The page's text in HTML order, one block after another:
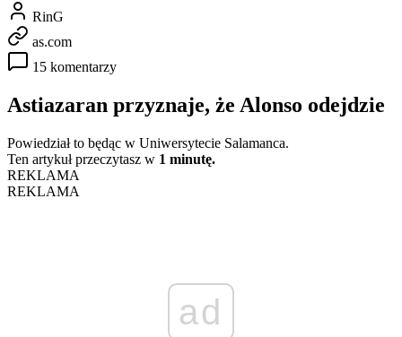
RinG
as.com
15 komentarzy
Astiazaran przyznaje, że Alonso odejdzie
Powiedział to będąc w Uniwersytecie Salamanca.
Ten artykuł przeczytasz w 1 minutę.
REKLAMA
REKLAMA
ad